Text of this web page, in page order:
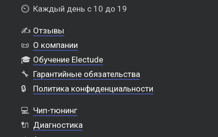
⏲️ Каждый день с 10 до 19
✍️ Отзывы
📜 О компании
🎓 Обучение Electude
🔧 Гарантийные обязательства
🔒
Политика конфиденциальности
💻 Чип-тюнинг
🔌 Диагностика